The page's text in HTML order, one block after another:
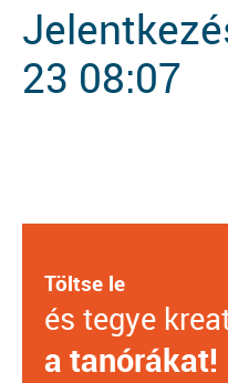
23 08:07
Töltse le
és tegye
a tanórákat!